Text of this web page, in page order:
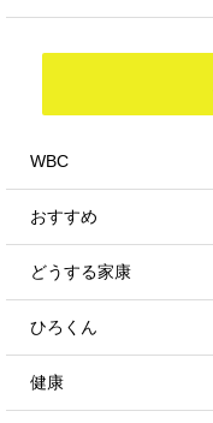
WBC
おすすめ
どうする家康
ひろくん
健康